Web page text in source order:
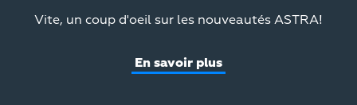
Teaser
Vite, un coup d'oeil sur les nouveautés ASTRA!
En savoir plus